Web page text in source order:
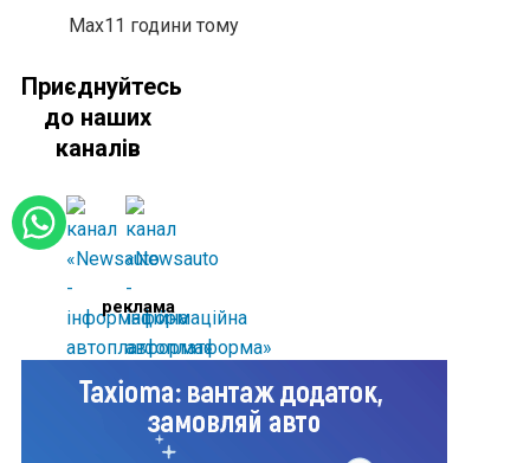
Max11 години тому
Приєднуйтесь
до наших
каналів
реклама